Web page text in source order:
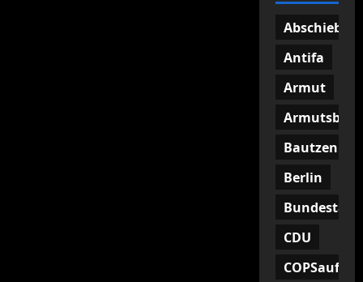
Antifa
Armut
Bautzen
Berlin
Bundestag
CDU